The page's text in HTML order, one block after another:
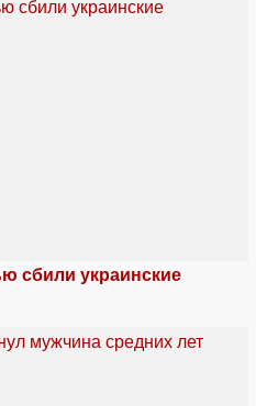
сбили украинские